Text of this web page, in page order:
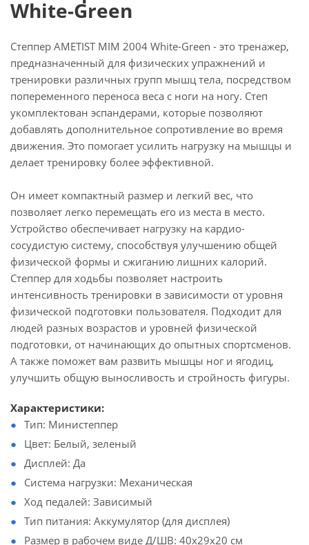
White-Green
Степпер AMETIST MIM 2004 White-Green - это тренажер,
предназначенный для физических упражнений и
тренировки различных групп мышц тела, посредством
попеременного переноса веса с ноги на ногу. Степ
укомплектован эспандерами, которые позволяют
добавлять дополнительное сопротивление во время
движения. Это помогает усилить нагрузку на мышцы и
делает тренировку более эффективной.
Он имеет компактный размер и легкий вес, что
позволяет легко перемещать его из места в место.
Устройство обеспечивает нагрузку на кардио-
сосудистую систему, способствуя улучшению общей
физической формы и сжиганию лишних калорий.
Степпер для ходьбы позволяет настроить
интенсивность тренировки в зависимости от уровня
физической подготовки пользователя. Подходит для
людей разных возрастов и уровней физической
подготовки, от начинающих до опытных спортсменов.
А также поможет вам развить мышцы ног и ягодиц,
улучшить общую выносливость и стройность фигуры.
Характеристики:
Тип: Министеппер
Цвет: Белый, зеленый
Дисплей: Да
Система нагрузки: Механическая
Ход педалей: Зависимый
Тип питания: Аккумулятор (для дисплея)
Размер в рабочем виде Д/ШВ: 40х29х20 см